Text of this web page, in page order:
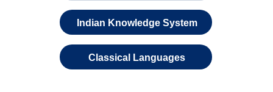
Indian Knowledge System
Classical Languages